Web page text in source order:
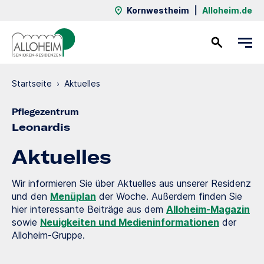
Kornwestheim Alloheim.de
Startseite › Aktuelles
Pflegezentrum
Leonardis
Aktuelles
Wir informieren Sie über Aktuelles aus unserer Residenz
und den Menüplan der Woche. Außerdem finden Sie
hier interessante Beiträge aus dem Alloheim-Magazin
sowie Neuigkeiten und Medieninformationen der
Alloheim-Gruppe.